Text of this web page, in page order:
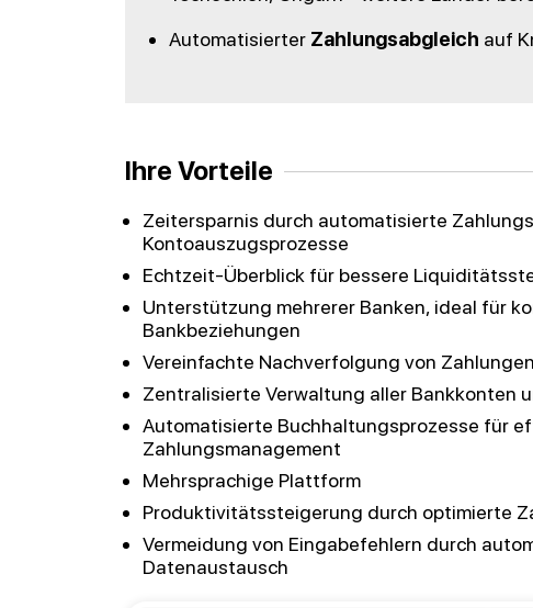
Automatisierter Zahlungsabgleich auf
Ihre Vorteile
Zeitersparnis durch automatisierte
Kontoauszugsprozesse
Echtzeit-Überblick für bessere
Unterstützung mehrerer Banken, ideal für
Bankbeziehungen
Vereinfachte Nachverfolgung von Zahlungen
Zentralisierte Verwaltung aller Bankkonten
Automatisierte Buchhaltungsprozesse für
Zahlungsmanagement
Mehrsprachige Plattform
Produktivitätssteigerung durch optimierte
Vermeidung von Eingabefehlern durch
Datenaustausch